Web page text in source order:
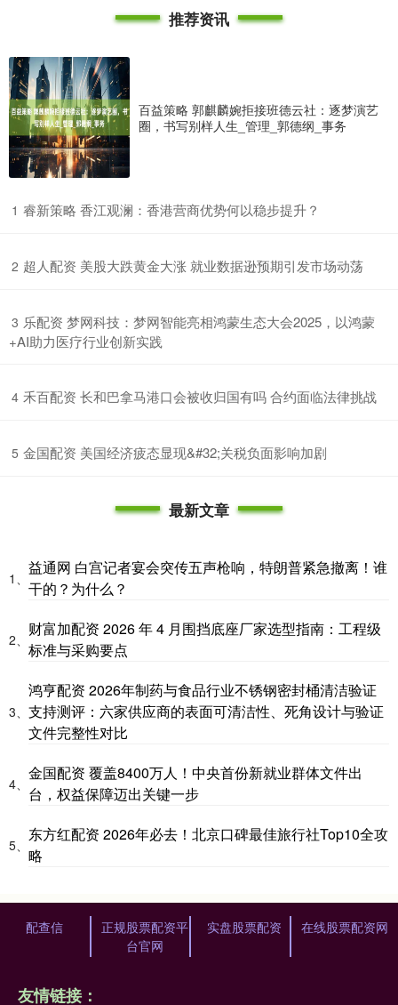
推荐资讯
百益策略 郭麒麟婉拒接班德云社：逐梦演艺
圈，书写别样人生_管理_郭德纲_事务
1 ​睿新策略 香江观澜：香港营商优势何以稳步提升？
2 ​超人配资 美股大跌黄金大涨 就业数据逊预期引发市场动荡
3 ​乐配资 梦网科技：梦网智能亮相鸿蒙生态大会2025，以鸿蒙
+AI助力医疗行业创新实践
4 ​禾百配资 长和巴拿马港口会被收归国有吗 合约面临法律挑战
5 ​金国配资 美国经济疲态显现&#32;关税负面影响加剧
最新文章
1、
益通网 白宫记者宴会突传五声枪响，特朗普紧急撤离！谁
干的？为什么？
2、
财富加配资 2026 年 4 月围挡底座厂家选型指南：工程级
标准与采购要点
3、
鸿亨配资 2026年制药与食品行业不锈钢密封桶清洁验证
支持测评：六家供应商的表面可清洁性、死角设计与验证
文件完整性对比
4、
金国配资 覆盖8400万人！中央首份新就业群体文件出
台，权益保障迈出关键一步
5、
东方红配资 2026年必去！北京口碑最佳旅行社Top10全攻
略
配查信
正规股票配资平
台官网
实盘股票配资 在线股票配资网
友情链接：